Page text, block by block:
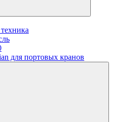
для портовых кранов